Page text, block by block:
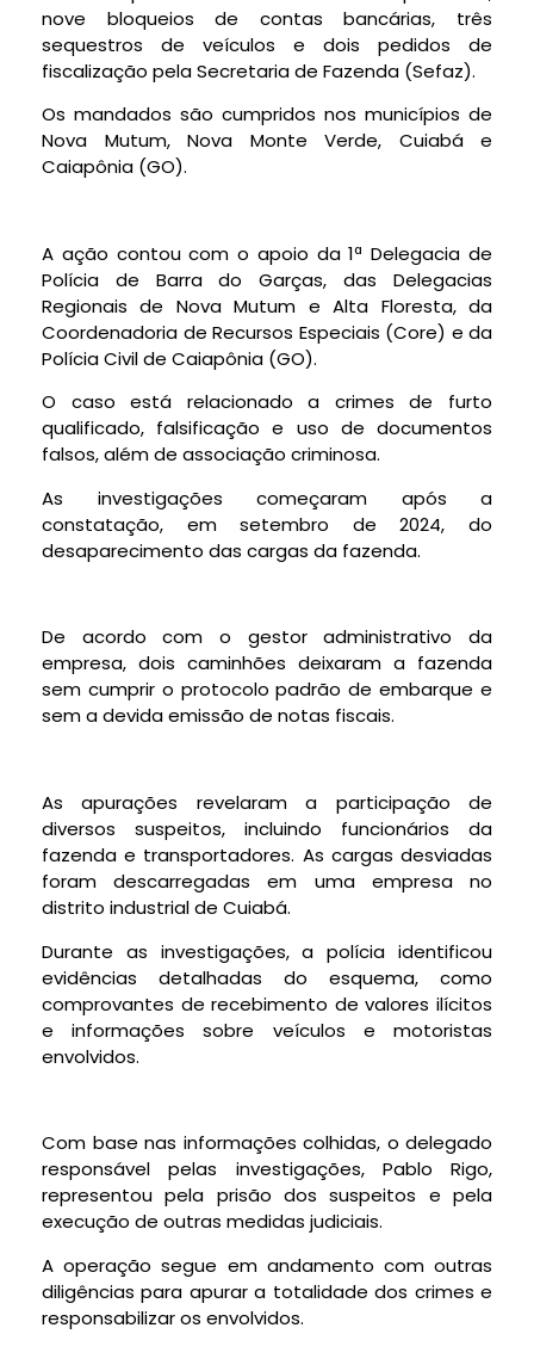
nove bloqueios de contas bancárias, três
sequestros de veículos e dois pedidos de
fiscalização pela Secretaria de Fazenda (Sefaz).
Os mandados são cumpridos nos municípios de
Nova Mutum, Nova Monte Verde, Cuiabá e
Caiapônia (GO).
A ação contou com o apoio da 1ª Delegacia de
Polícia de Barra do Garças, das Delegacias
Regionais de Nova Mutum e Alta Floresta, da
Coordenadoria de Recursos Especiais (Core) e da
Polícia Civil de Caiapônia (GO).
O caso está relacionado a crimes de furto
qualificado, falsificação e uso de documentos
falsos, além de associação criminosa.
As investigações começaram após a
constatação, em setembro de 2024, do
desaparecimento das cargas da fazenda.
De acordo com o gestor administrativo da
empresa, dois caminhões deixaram a fazenda
sem cumprir o protocolo padrão de embarque e
sem a devida emissão de notas fiscais.
As apurações revelaram a participação de
diversos suspeitos, incluindo funcionários da
fazenda e transportadores. As cargas desviadas
foram descarregadas em uma empresa no
distrito industrial de Cuiabá.
Durante as investigações, a polícia identificou
evidências detalhadas do esquema, como
comprovantes de recebimento de valores ilícitos
e informações sobre veículos e motoristas
envolvidos.
Com base nas informações colhidas, o delegado
responsável pelas investigações, Pablo Rigo,
representou pela prisão dos suspeitos e pela
execução de outras medidas judiciais.
A operação segue em andamento com outras
diligências para apurar a totalidade dos crimes e
responsabilizar os envolvidos.